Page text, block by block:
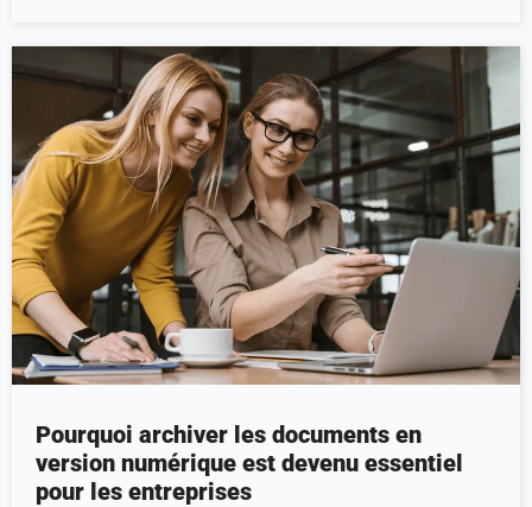
Pourquoi archiver les documents en
version numérique est devenu essentiel
pour les entreprises